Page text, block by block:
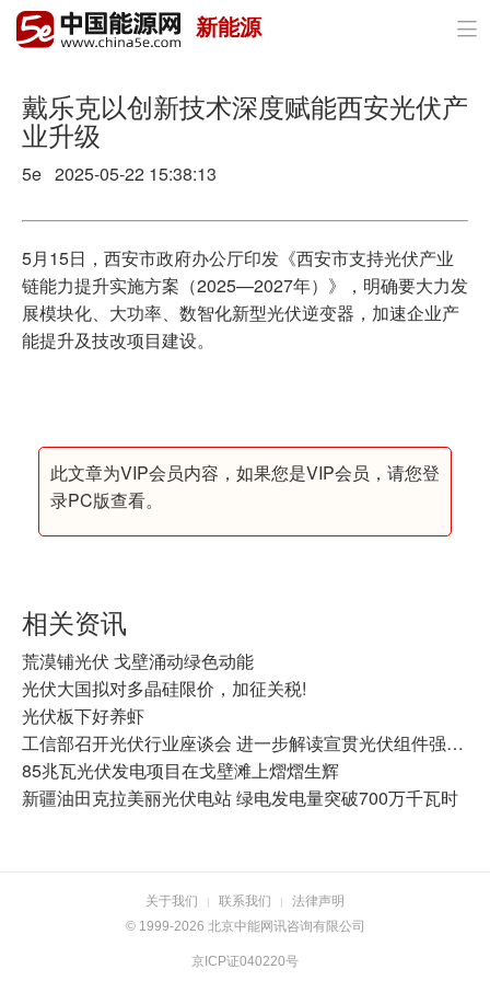
首页
政策与经济
电力
新能源
新能源 
戴乐克以创新技术深度赋能西安光伏产
业升级
5e 2025-05-22 15:38:13
5月15日，西安市政府办公厅印发《西安市支持光伏产业
链能力提升实施方案（2025—2027年）》，明确要大力发
展模块化、大功率、数智化新型光伏逆变器，加速企业产
能提升及技改项目建设。
此文章为VIP会员内容，如果您是VIP会员，请您登
录PC版查看。
相关资讯
荒漠铺光伏 戈壁涌动绿色动能
光伏大国拟对多晶硅限价，加征关税!
光伏板下好养虾
工信部召开光伏行业座谈会 进一步解读宣贯光伏组件强制性国家标准
85兆瓦光伏发电项目在戈壁滩上熠熠生辉
新疆油田克拉美丽光伏电站 绿电发电量突破700万千瓦时
关于我们 | 联系我们 |
法律声明
© 1999-2026 北京中能网讯咨询有限公司
京ICP证040220号